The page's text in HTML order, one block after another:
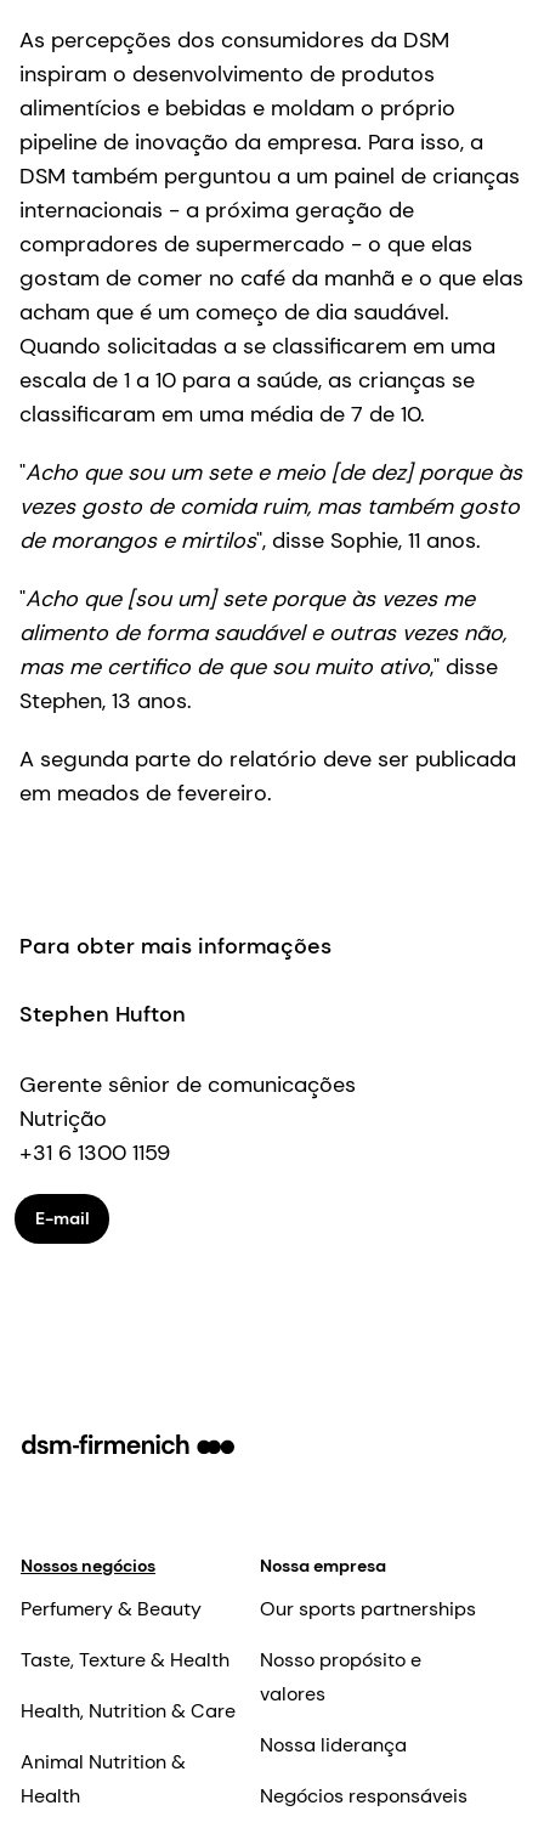
As percepções dos consumidores da DSM
inspiram o desenvolvimento de produtos
alimentícios e bebidas e moldam o próprio
pipeline de inovação da empresa. Para isso, a
DSM também perguntou a um painel de crianças
internacionais - a próxima geração de
compradores de supermercado - o que elas
gostam de comer no café da manhã e o que elas
acham que é um começo de dia saudável.
Quando solicitadas a se classificarem em uma
escala de 1 a 10 para a saúde, as crianças se
classificaram em uma média de 7 de 10.
"Acho que sou um sete e meio [de dez] porque às
vezes gosto de comida ruim, mas também gosto
de morangos e mirtilos", disse Sophie, 11 anos.
"Acho que [sou um] sete porque às vezes me
alimento de forma saudável e outras vezes não,
mas me certifico de que sou muito ativo," disse
Stephen, 13 anos.
A segunda parte do relatório deve ser publicada
em meados de fevereiro.
Para obter mais informações
Stephen Hufton
Gerente sênior de comunicações
Nutrição
+31 6 1300 1159
E-mail
Nossos negócios
Perfumery & Beauty
Taste, Texture & Health
Health, Nutrition & Care
Animal Nutrition &
Health
Nossa empresa
Our sports partnerships
Nosso propósito e
valores
Nossa liderança
Negócios responsáveis